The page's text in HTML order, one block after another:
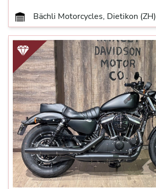
Bächli Motorcycles, Dietikon (ZH)